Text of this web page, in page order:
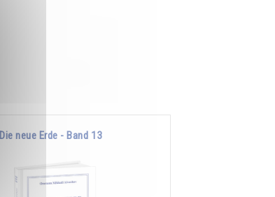
Die neue Erde - Band 13